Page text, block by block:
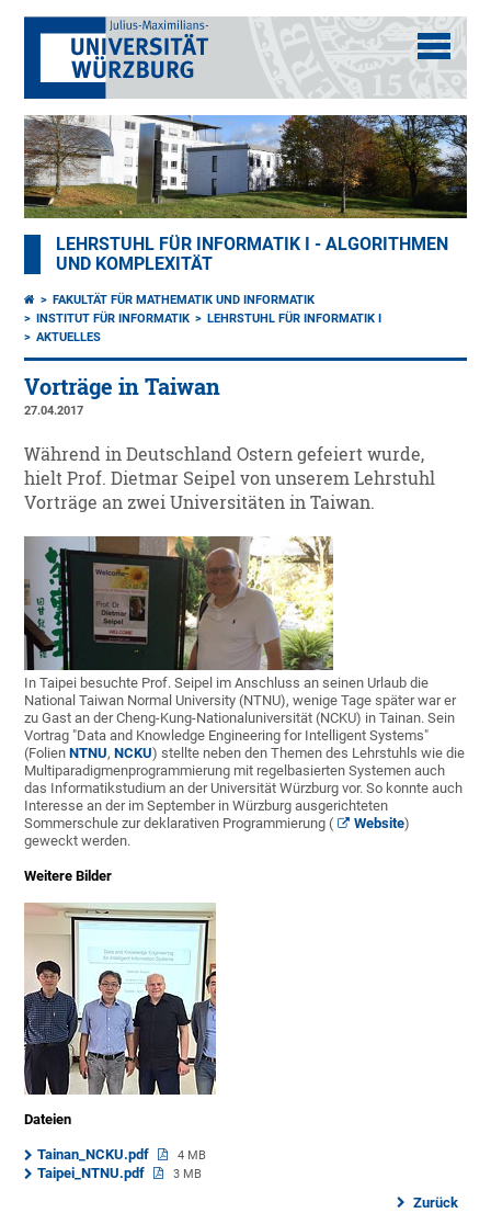
LEHRSTUHL FÜR INFORMATIK I - ALGORITHMEN
UND KOMPLEXITÄT
FAKULTÄT FÜR MATHEMATIK UND INFORMATIK
INSTITUT FÜR INFORMATIK
LEHRSTUHL FÜR INFORMATIK I
AKTUELLES
Vorträge in Taiwan
27.04.2017
Während in Deutschland Ostern gefeiert wurde,
hielt Prof. Dietmar Seipel von unserem Lehrstuhl
Vorträge an zwei Universitäten in Taiwan.
In Taipei besuchte Prof. Seipel im Anschluss an seinen Urlaub die
National Taiwan Normal University (NTNU), wenige Tage später war er
zu Gast an der Cheng-Kung-Nationaluniversität (NCKU) in Tainan. Sein
Vortrag "Data and Knowledge Engineering for Intelligent Systems"
(FolienNTNU,NCKU) stellte neben den Themen des Lehrstuhls wie die
Multiparadigmenprogrammierung mit regelbasierten Systemen auch
das Informatikstudium an der Universität Würzburg vor. So konnte auch
Interesse an der im September in Würzburg ausgerichteten
Sommerschule zur deklarativen Programmierung (
Website)
geweckt werden.
Weitere Bilder
Dateien
Tainan_NCKU.pdf 4 MB
Taipei_NTNU.pdf 3 MB
Zurück